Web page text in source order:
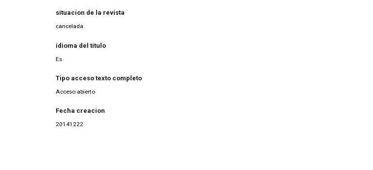
situacion de la revista
cancelada
idioma del titulo
Es
Tipo acceso texto completo
Acceso abierto
Fecha creacion
20141222